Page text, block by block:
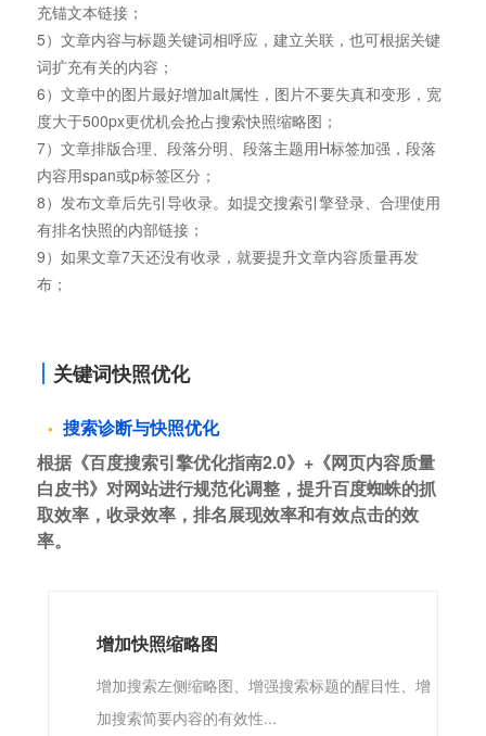
充锚文本链接；
5）文章内容与标题关键词相呼应，建立关联，也可根据关键
词扩充有关的内容；
6）文章中的图片最好增加alt属性，图片不要失真和变形，宽
度大于500px更优机会抢占搜索快照缩略图；
7）文章排版合理、段落分明、段落主题用H标签加强，段落
内容用span或p标签区分；
8）发布文章后先引导收录。如提交搜索引擎登录、合理使用
有排名快照的内部链接；
9）如果文章7天还没有收录，就要提升文章内容质量再发
布；
关键词快照优化
搜索诊断与快照优化
根据《百度搜索引擎优化指南2.0》+《网页内容质量
白皮书》对网站进行规范化调整，提升百度蜘蛛的抓
取效率，收录效率，排名展现效率和有效点击的效
率。
增加快照缩略图
增加搜索左侧缩略图、增强搜索标题的醒目性、增
加搜索简要内容的有效性...